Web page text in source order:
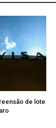
de lote